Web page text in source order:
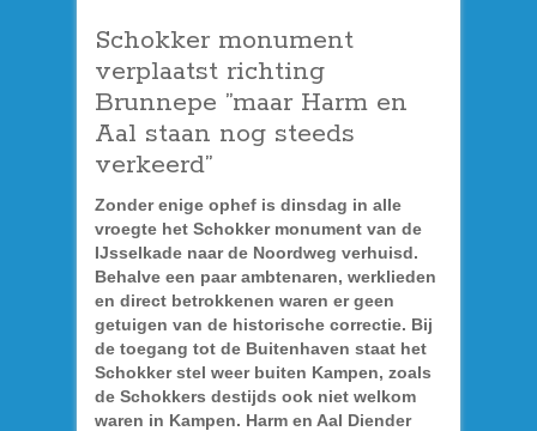
Schokker monument
verplaatst richting
Brunnepe ”maar Harm en
Aal staan nog steeds
verkeerd”
Zonder enige ophef is dinsdag in alle
vroegte het Schokker monument van de
IJsselkade naar de Noordweg verhuisd.
Behalve een paar ambtenaren, werklieden
en direct betrokkenen waren er geen
getuigen van de historische correctie. Bij
de toegang tot de Buitenhaven staat het
Schokker stel weer buiten Kampen, zoals
de Schokkers destijds ook niet welkom
waren in Kampen. Harm en Aal Diender